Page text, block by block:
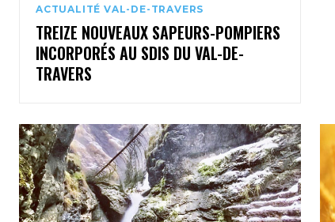
ACTUALITÉ VAL-DE-TRAVERS
TREIZE NOUVEAUX SAPEURS-POMPIERS
INCORPORÉS AU SDIS DU VAL-DE-
TRAVERS